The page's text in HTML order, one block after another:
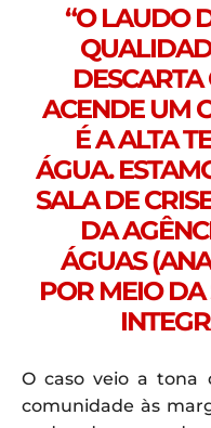
“O LAUDO
ACENDE UM
É A ALTA
ÁGUA.
SALA DE
DA
ÁGUAS
POR MEIO DA
O caso veio a tona
comunidade às